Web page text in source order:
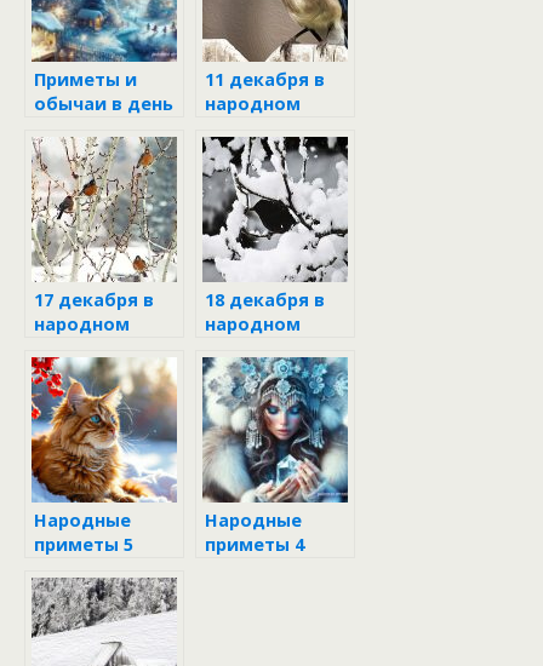
Приметы и
обычаи в день
Чудотворца 19
декабря
11 декабря в
народном
17 декабря в
народном
18 декабря в
народном
Народные
приметы 5
Народные
приметы 4